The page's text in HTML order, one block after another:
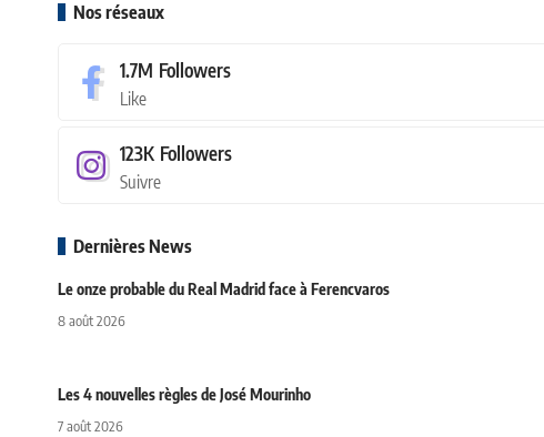
Nos réseaux
1.7M Followers
Like
123K Followers
Suivre
Dernières News
Le onze probable du Real Madrid face à Ferencvaros
8 août 2026
Les 4 nouvelles règles de José Mourinho
7 août 2026